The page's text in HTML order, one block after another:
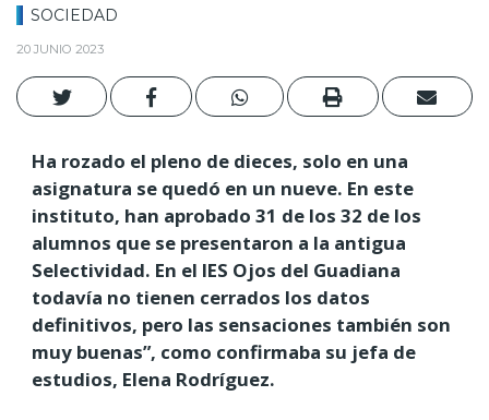
SOCIEDAD
20 JUNIO 2023
Ha rozado el pleno de dieces, solo en una
asignatura se quedó en un nueve. En este
instituto, han aprobado 31 de los 32 de los
alumnos que se presentaron a la antigua
Selectividad. En el IES Ojos del Guadiana
todavía no tienen cerrados los datos
definitivos, pero las sensaciones también son
muy buenas”, como confirmaba su jefa de
estudios, Elena Rodríguez.